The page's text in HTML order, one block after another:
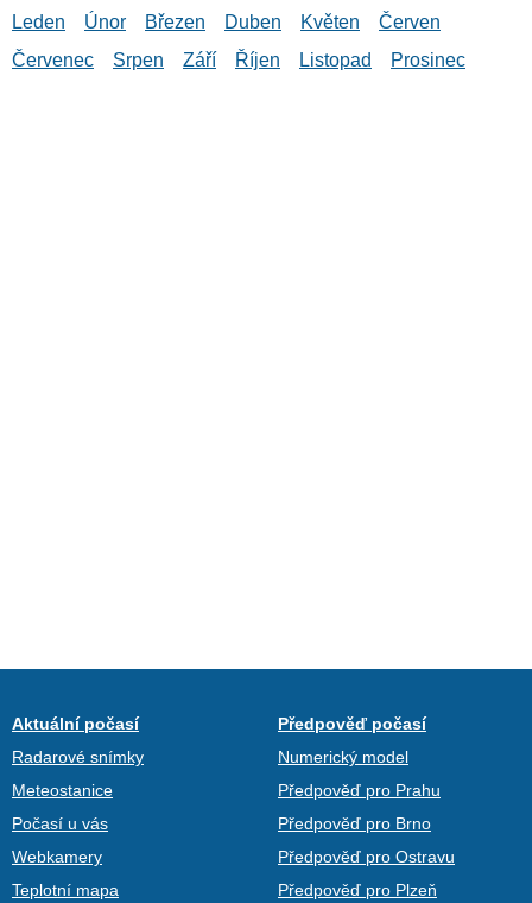
Leden Únor Březen Duben Květen
Červen
Červenec
Srpen Září Říjen Listopad Prosinec
Aktuální počasí
Radarové snímky
Meteostanice
Počasí u vás
Webkamery
Teplotní mapa
Předpověď počasí
Numerický model
Předpověď pro Prahu
Předpověď pro Brno
Předpověď pro Ostravu
Předpověď pro Plzeň